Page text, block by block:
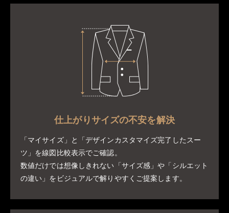
仕上がりサイズの不安を解決
「マイサイズ」と「デザインカスタマイズ完了したスー
ツ」を線図比較表示でご確認。
数値だけでは想像しきれない「サイズ感」や「シルエット
の違い」をビジュアルで解りやすくご提案します。